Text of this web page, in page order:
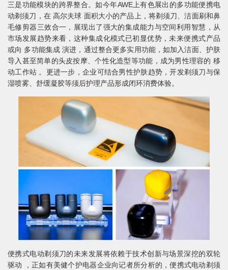
三是功能模块的跨界整合。如今年AWE上有色展出的多功能便携电
动剃须刀，在 高尔夫球 面积大小的产品上，将剃须刀、洁面刷和鼻
毛修剪器三效合一，展现出了强大的集成能力与空间利用智慧，从
市场发展趋势来看，这种集成化模式已初显优势，未来便携式产品
或向 多功能集成 演进，通过整合更多实用功能，如加入洁面、护肤
导入甚至简单的头皮按摩、个性化造型等功能，成为男性理容的 移
动工作站 。更进一步，企业可结合男性护肤趋势，开发剃须刀与保
湿喷雾、舒缓凝胶等须后护理产品形成闭环消费体验。
便携式电动剃须刀的未来发展将依赖于技术创新与场景深挖的双轮
驱动 ，正如有美健个护电器企业向记者所分析的，便携式电动剃须